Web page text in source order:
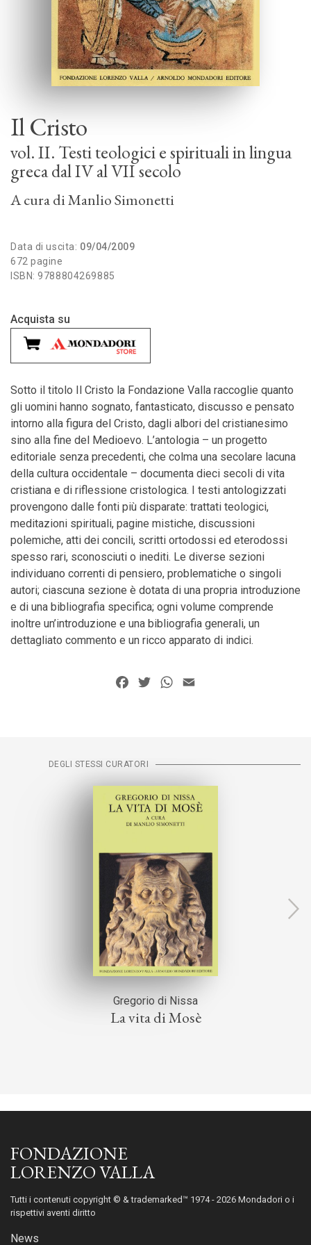
Il Cristo
vol. II. Testi teologici e spirituali in lingua
greca dal IV al VII secolo
A cura diManlio Simonetti
Data di uscita: 09/04/2009
672 pagine
ISBN: 9788804269885
Acquista su
Sotto il titolo Il Cristo la Fondazione Valla raccoglie quanto
gli uomini hanno sognato, fantasticato, discusso e pensato
intorno alla figura del Cristo, dagli albori del cristianesimo
sino alla fine del Medioevo. L’antologia – un progetto
editoriale senza precedenti, che colma una secolare lacuna
della cultura occidentale – documenta dieci secoli di vita
cristiana e di riflessione cristologica. I testi antologizzati
provengono dalle fonti più disparate: trattati teologici,
meditazioni spirituali, pagine mistiche, discussioni
polemiche, atti dei concili, scritti ortodossi ed eterodossi
spesso rari, sconosciuti o inediti. Le diverse sezioni
individuano correnti di pensiero, problematiche o singoli
autori; ciascuna sezione è dotata di una propria introduzione
e di una bibliografia specifica; ogni volume comprende
inoltre un’introduzione e una bibliografia generali, un
dettagliato commento e un ricco apparato di indici.
FacebookTwitterWhatsApp
DEGLI STESSI CURATORI
Gregorio di Nissa
La vita di Mosè
FONDAZIONE
LORENZO VALLA
Tutti i contenuti copyright © & trademarked™ 1974 - 2026 Mondadori o i
rispettivi aventi diritto
News